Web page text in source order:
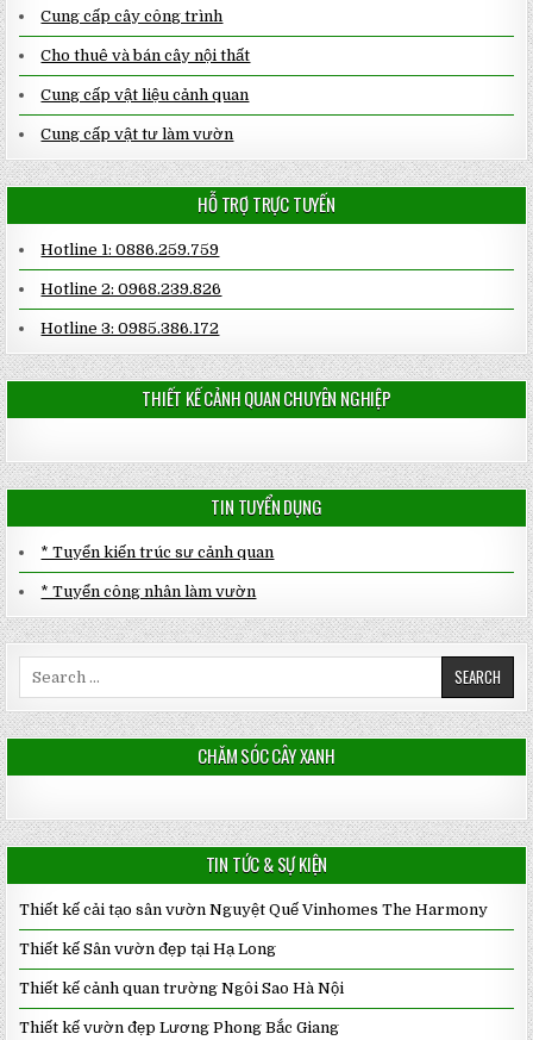
Cung cấp cây công trình
Cho thuê và bán cây nội thất
Cung cấp vật liệu cảnh quan
Cung cấp vật tư làm vườn
HỖ TRỢ TRỰC TUYẾN
Hotline 1: 0886.259.759
Hotline 2: 0968.239.826
Hotline 3: 0985.386.172
THIẾT KẾ CẢNH QUAN CHUYÊN NGHIỆP
TIN TUYỂN DỤNG
* Tuyển kiến trúc sư cảnh quan
* Tuyển công nhân làm vườn
CHĂM SÓC CÂY XANH
TIN TỨC & SỰ KIỆN
Thiết kế cải tạo sân vườn Nguyệt Quế Vinhomes The Harmony
Thiết kế Sân vườn đẹp tại Hạ Long
Thiết kế cảnh quan trường Ngôi Sao Hà Nội
Thiết kế vườn đẹp Lương Phong Bắc Giang